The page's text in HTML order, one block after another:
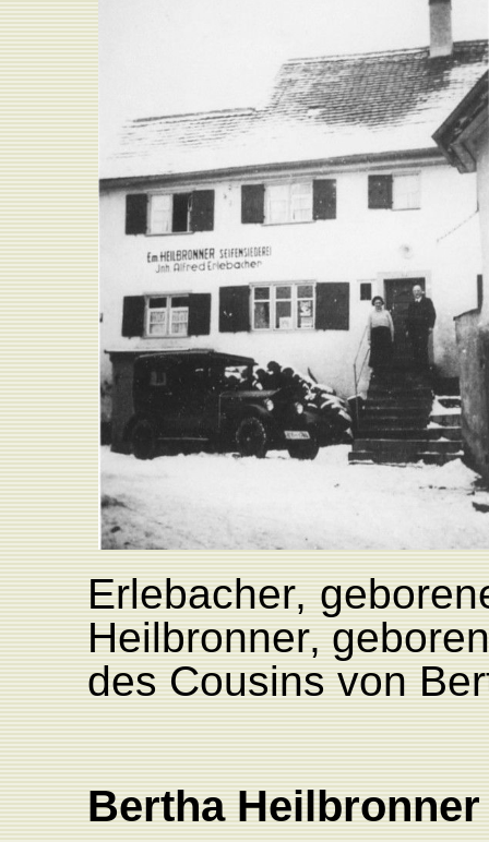
Erlebacher,
Heilbronner,
des Cousins von
Bertha Heilbronner